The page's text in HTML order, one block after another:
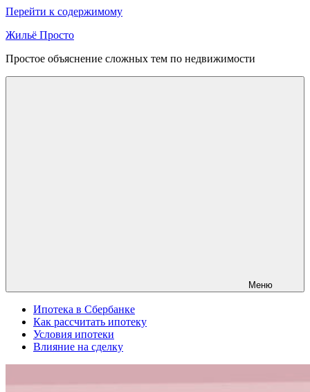
Перейти к содержимому
Жильё Просто
Простое объяснение сложных тем по недвижимости
Меню
Ипотека в Сбербанке
Как рассчитать ипотеку
Условия ипотеки
Влияние на сделку